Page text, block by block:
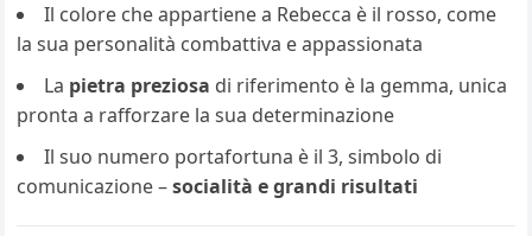
Il colore che appartiene a Rebecca è il rosso, come
la sua personalità combattiva e appassionata
La pietra preziosa di riferimento è la gemma, unica
pronta a rafforzare la sua determinazione
Il suo numero portafortuna è il 3, simbolo di
comunicazione –socialità e grandi risultati